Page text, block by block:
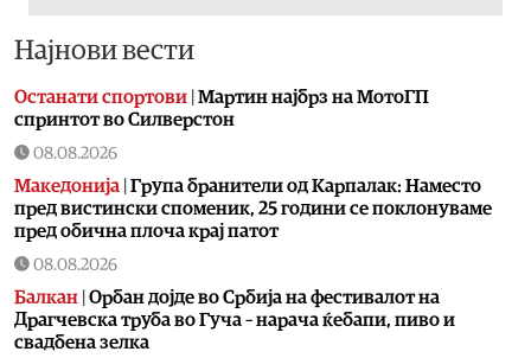
Најнови вести
Останати спортови Мартин најбрз на МотоГП
спринтот во Силверстон
08.08.2026
Македонија Група бранители од Карпалак: Наместо
пред вистински споменик, 25 години се поклонуваме
пред обична плоча крај патот
08.08.2026
Балкан Орбан дојде во Србија на фестивалот на
Драгчевска труба во Гуча – нарача ќебапи, пиво и
свадбена зелка